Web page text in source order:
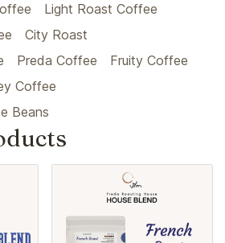
Light Roast Coffee
City Roast
Preda Coffee
Fruity Coffee
Coffee
Beans